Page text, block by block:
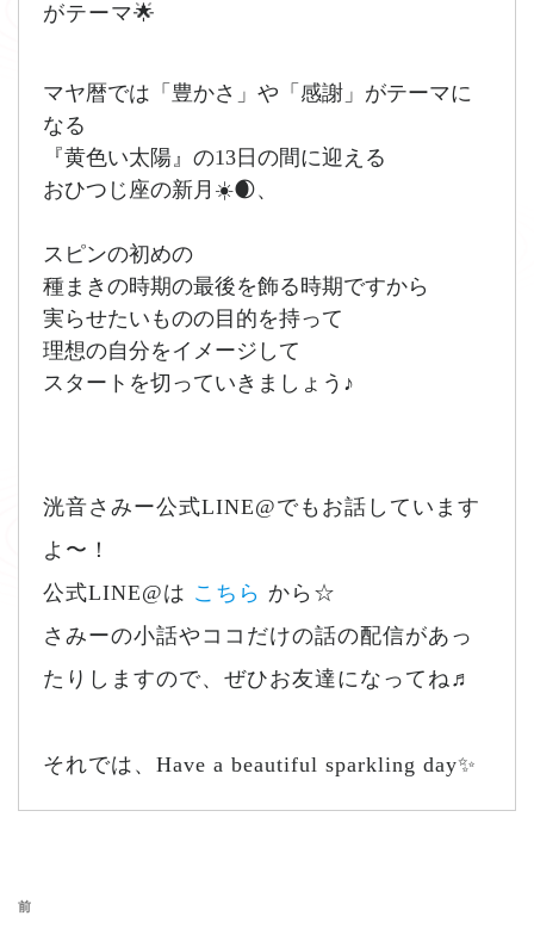
がテーマ🌟
マヤ暦では「豊かさ」や「感謝」がテーマに
なる
『黄色い太陽』の13日の間に迎える
おひつじ座の新月☀️🌒、
スピンの初めの
種まきの時期の最後を飾る時期ですから
実らせたいものの目的を持って
理想の自分をイメージして
スタートを切っていきましょう♪
洸音さみー公式LINE@でもお話しています
よ〜！
公式LINE@は こちら から☆
さみーの小話やココだけの話の配信があっ
たりしますので、ぜひお友達になってね♬
それでは、Have a beautiful sparkling day✨
前の投稿
前